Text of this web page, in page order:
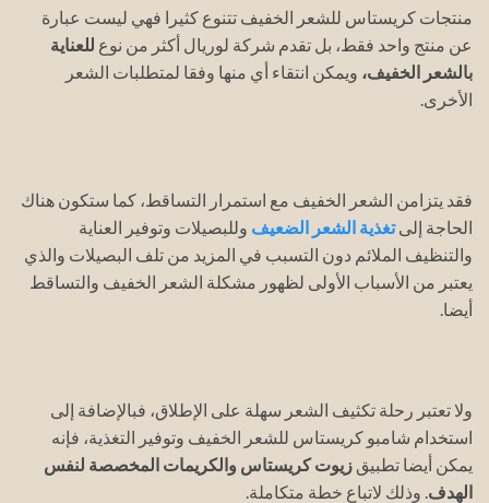
منتجات كريستاس للشعر الخفيف تتنوع كثيرا فهي ليست عبارة
عن منتج واحد فقط، بل تقدم شركة لوريال أكثر من نوع للعناية
بالشعر الخفيف، ويمكن انتقاء أي منها وفقا لمتطلبات الشعر
الأخرى.
فقد يتزامن الشعر الخفيف مع استمرار التساقط، كما ستكون هناك
الحاجة إلىتغذية الشعر الضعيف وللبصيلات وتوفير العناية
والتنظيف الملائم دون التسبب في المزيد من تلف البصيلات والذي
يعتبر من الأسباب الأولى لظهور مشكلة الشعر الخفيف والتساقط
أيضا.
ولا تعتبر رحلة تكثيف الشعر سهلة على الإطلاق، فبالإضافة إلى
استخدام شامبو كريستاس للشعر الخفيف وتوفير التغذية، فإنه
يمكن أيضا تطبيق زيوت كريستاس والكريمات المخصصة لنفس
الهدف . وذلك لاتباع خطة متكاملة.